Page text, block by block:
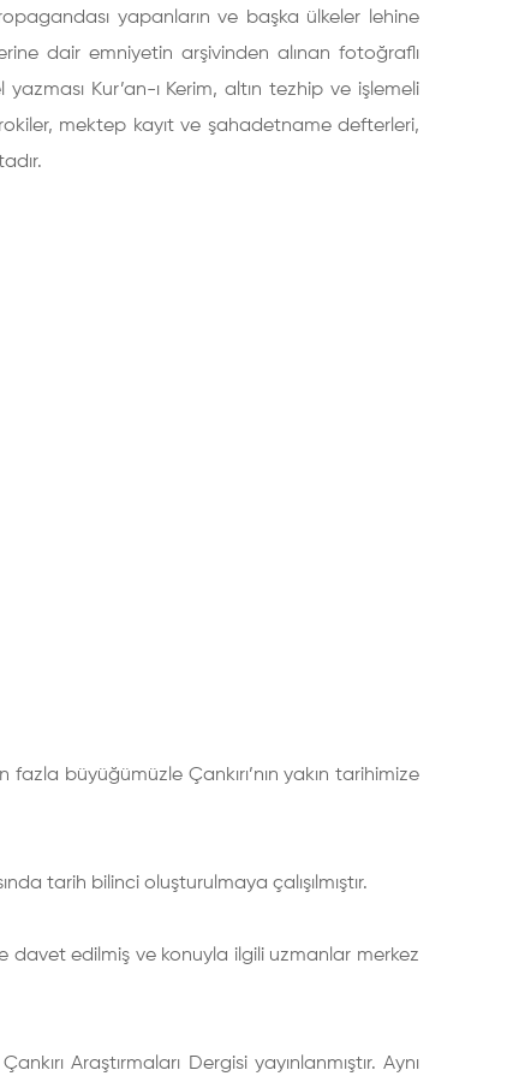
yapanların ve başka ülkeler lehine
dair emniyetin arşivinden alınan fotoğraflı
Kur’an-ı Kerim, altın tezhip ve işlemeli
mektep kayıt ve şahadetname defterleri,
fazla büyüğümüzle Çankırı’nın yakın tarihimize
tarih bilinci oluşturulmaya çalışılmıştır.
davet edilmiş ve konuyla ilgili uzmanlar merkez
Araştırmaları Dergisi yayınlanmıştır. Aynı